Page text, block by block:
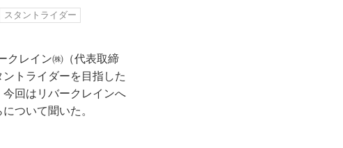
スタントライダー
クレイン㈱（代表取締
トライダーを目指した
回はリバークレインへ
ついて聞いた。